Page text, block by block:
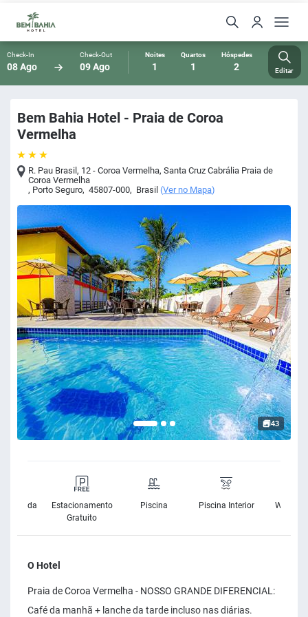
Check-In
08 Ago
Check-Out
09 Ago
Noites
1
Quartos
1
Hóspedes
2 Editar
Bem Bahia Hotel - Praia de Coroa
Vermelha
R. Pau Brasil, 12 - Coroa Vermelha, Santa Cruz Cabrália Praia de
Coroa Vermelha
, Porto Seguro, 45807-000, Brasil (Ver no Mapa)
43
Banda
Estacionamento
Gratuito
Piscina Piscina Interior Wifi
O Hotel
Praia de Coroa Vermelha - NOSSO GRANDE DIFERENCIAL:
Café da manhã + lanche da tarde incluso nas diárias.